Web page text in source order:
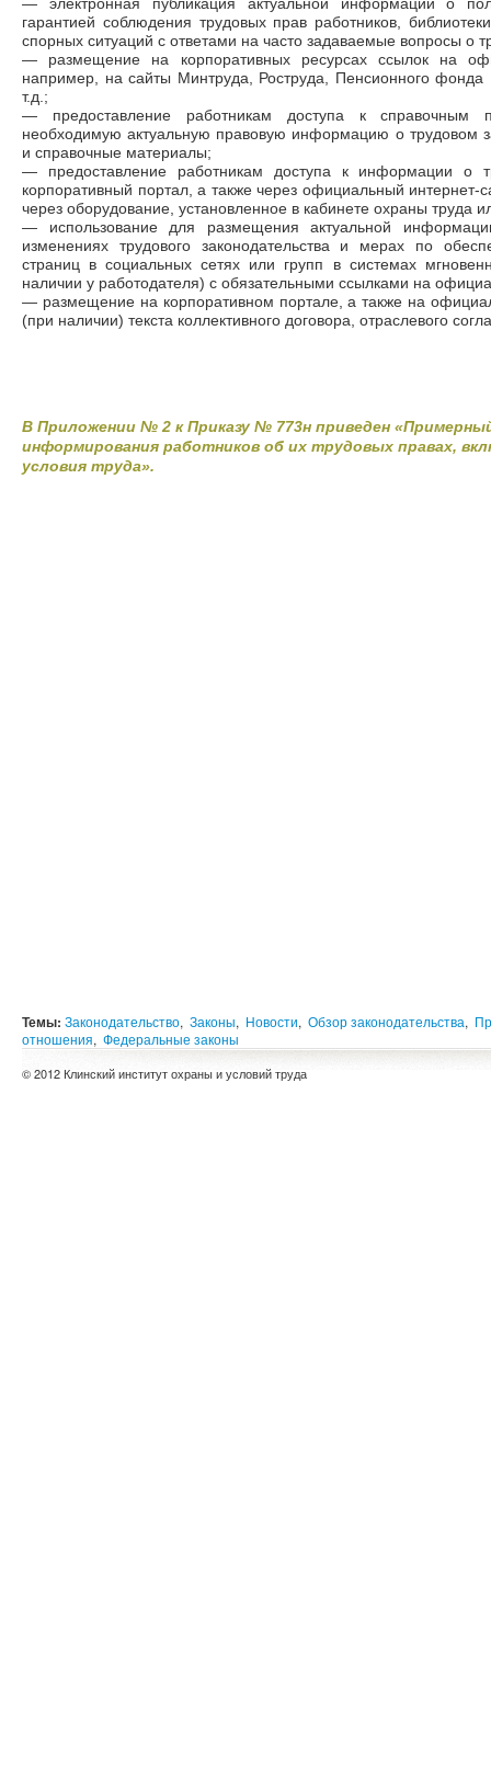
— электронная публикация актуальной информации о
гарантией соблюдения трудовых прав работников,
спорных ситуаций с ответами на часто задаваемые вопросы о
— размещение на корпоративных ресурсах ссылок на
например, на сайты Минтруда, Роструда, Пенсионного
т.д.;
— предоставление работникам доступа к справочным
необходимую актуальную правовую информацию о трудовом
и справочные материалы;
— предоставление работникам доступа к информации о
корпоративный портал, а также через официальный интернет-
через оборудование, установленное в кабинете охраны труда
— использование для размещения актуальной
изменениях трудового законодательства и мерах по
страниц в социальных сетях или групп в системах
наличии у работодателя) с обязательными ссылками на
— размещение на корпоративном портале, а также на
(при наличии) текста коллективного договора, отраслевого
В Приложении № 2 к Приказу № 773н приведен
информирования работников об их трудовых правах,
условия труда».
Темы: Законодательство, Законы, Новости, Обзор законодательства,
отношения, Федеральные законы
© 2012 Клинский институт охраны и условий труда